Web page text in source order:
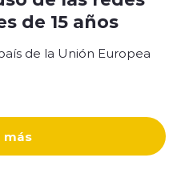
más
de 15 años
de la Unión Europea